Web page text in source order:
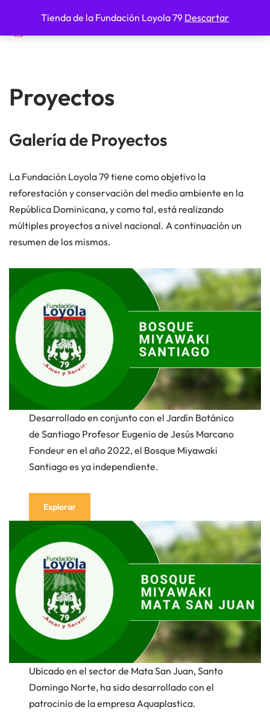
Tienda de la Fundación Loyola 79 Descartar
Saltar
Fundación Loyola 79
Proyectos
Galería de Proyectos
La Fundación Loyola 79 tiene como objetivo la
reforestación y conservación del medio ambiente en la
República Dominicana, y como tal, está realizando
múltiples proyectos a nivel nacional. A continuación un
resumen de los mismos.
Desarrollado en conjunto con el Jardín Botánico
de Santiago Profesor Eugenio de Jesús Marcano
Fondeur en el año 2022, el Bosque Miyawaki
Santiago es ya independiente.
Explorar
Ubicado en el sector de Mata San Juan, Santo
Domingo Norte, ha sido desarrollado con el
patrocinio de la empresa Aquaplastica.